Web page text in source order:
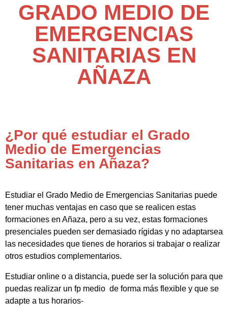
GRADO MEDIO DE
EMERGENCIAS
SANITARIAS EN
AÑAZA
¿Por qué estudiar el Grado
Medio de Emergencias
Sanitarias en Añaza?
Estudiar el Grado Medio de Emergencias Sanitarias puede
tener muchas ventajas en caso que se realicen estas
formaciones en Añaza, pero a su vez, estas formaciones
presenciales pueden ser demasiado rígidas y no adaptarsea
las necesidades que tienes de horarios si trabajar o realizar
otros estudios complementarios.
Estudiar online o a distancia, puede ser la solución para que
puedas realizar un fp medio de forma más flexible y que se
adapte a tus horarios-